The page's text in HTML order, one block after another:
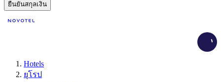
ยืนยันสกุลเงิน
Hotels
ยุโรป